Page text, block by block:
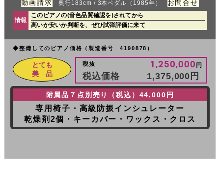
動画請求 奥行183cm / 3本ペダル（1985年） お問合せ
情報
このピアノの(音色品質確認を)されてから
高いか安いか判断を、ぜひ試弾評価に来て
◆整備してのピアノ価格（製造番号 4190878）
とても
美 品
税抜 1,250,000 円
税込価格 1,375,000 円
附属品７点別売り（税込）44,000円
専用椅子・高級防振インシュレーター
乾燥剤2個・キーカバー・ワックス・クロス